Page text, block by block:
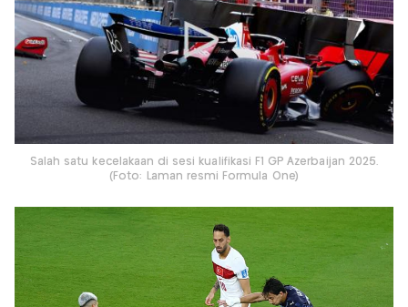
Salah satu kecelakaan di sesi kualifikasi F1 GP Azerbaijan 2025.
(Foto: Laman resmi Formula One)